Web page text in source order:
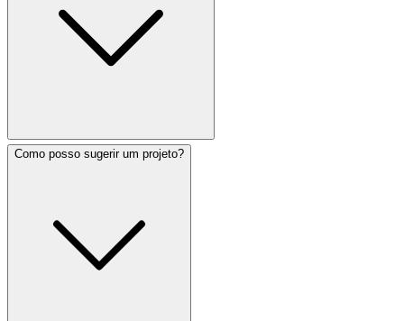
Como posso sugerir um projeto?